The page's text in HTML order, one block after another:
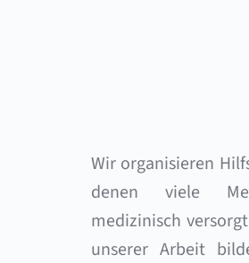
Wir organisieren
denen viele
medizinisch
unserer Arbeit